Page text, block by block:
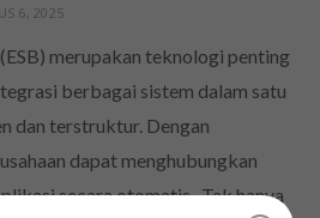
6, 2025
merupakan teknologi penting
berbagai sistem dalam satu
dan terstruktur. Dengan
dapat menghubungkan
secara otomatis. Tak hanya